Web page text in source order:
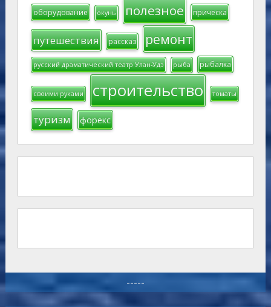
оборудование окунь полезное прическа
путешествия рассказ ремонт
русский драматический театр Улан-Удэ рыба рыбалка
своими руками строительство томаты
туризм форекс
-----